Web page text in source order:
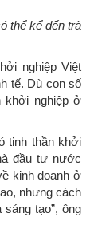
thể kể đến trà
nghiệp Việt
tế. Dù con số
khởi nghiệp ở
tinh thần khởi
đầu tư nước
kinh doanh ở
nhưng cách
tạo”, ông